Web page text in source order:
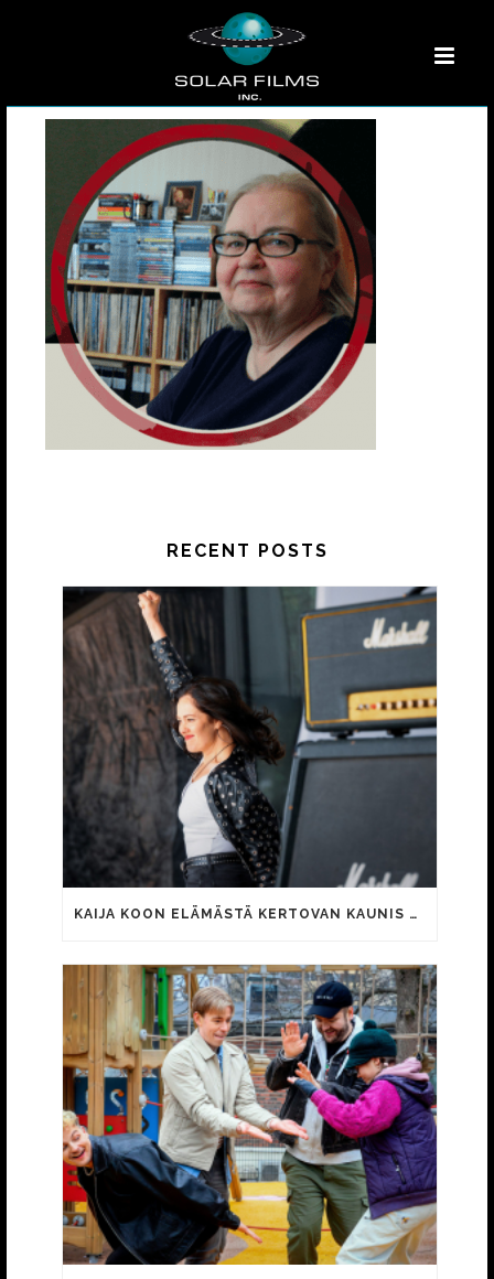
RECENT POSTS
KAIJA KOON ELÄMÄSTÄ KERTOVAN KAUNIS RIETAS ONNELLINEN -ELOKUVAN TRAILER JULKI